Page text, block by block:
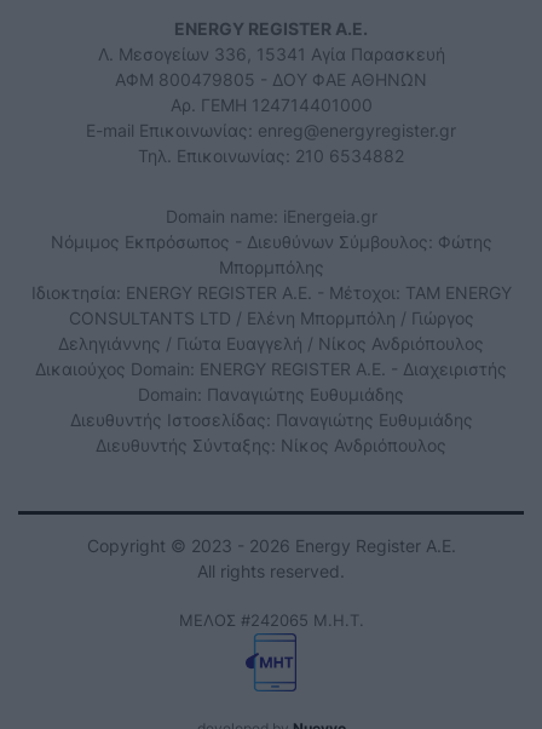
ENERGY REGISTER Α.Ε.
Λ. Μεσογείων 336, 15341 Αγία Παρασκευή
ΑΦΜ 800479805 - ΔΟΥ ΦΑΕ ΑΘΗΝΩΝ
Αρ. ΓΕΜΗ 124714401000
E-mail Επικοινωνίας: enreg@energyregister.gr
Τηλ. Επικοινωνίας: 210 6534882
Domain name: iEnergeia.gr
Νόμιμος Εκπρόσωπος - Διευθύνων Σύμβουλος: Φώτης
Μπορμπόλης
Ιδιοκτησία: ENERGY REGISTER Α.Ε. - Μέτοχοι: TAM ENERGY
CONSULTANTS LTD / Ελένη Μπορμπόλη / Γιώργος
Δεληγιάννης / Γιώτα Ευαγγελή / Νίκος Ανδριόπουλος
Δικαιούχος Domain: ENERGY REGISTER Α.Ε. - Διαχειριστής
Domain: Παναγιώτης Ευθυμιάδης
Διευθυντής Ιστοσελίδας: Παναγιώτης Ευθυμιάδης
Διευθυντής Σύνταξης: Νίκος Ανδριόπουλος
Copyright © 2023 - 2026 Energy Register Α.Ε.
All rights reserved.
ΜΕΛΟΣ #242065 Μ.Η.Τ.